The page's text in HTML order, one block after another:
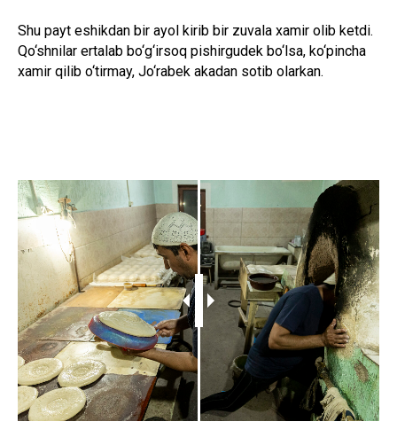
Shu payt eshikdan bir ayol kirib bir zuvala xamir olib ketdi.
Qo‘shnilar ertalab bo‘g‘irsoq pishirgudek bo‘lsa, ko‘pincha
xamir qilib o‘tirmay, Jo‘rabek akadan sotib olarkan.